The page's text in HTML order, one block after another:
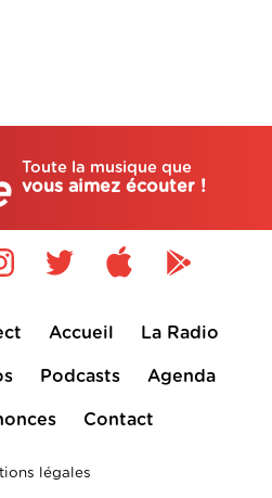
Toute la musique que
vous aimez écouter !
Accueil La Radio
Podcasts Agenda
Contact
légales